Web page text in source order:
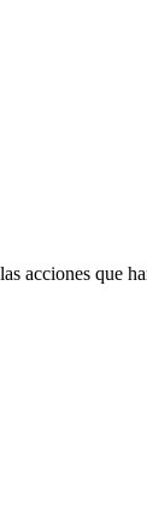
acciones que